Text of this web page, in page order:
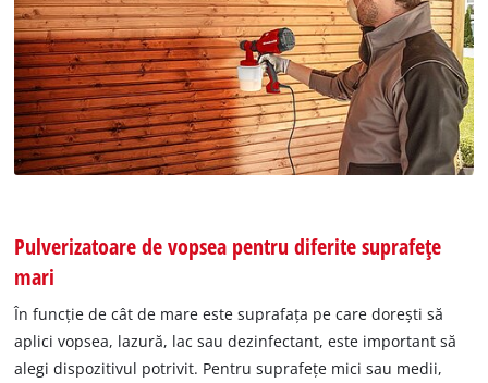
Pulverizatoare de vopsea pentru diferite suprafețe
mari
În funcție de cât de mare este suprafața pe care dorești să
aplici vopsea, lazură, lac sau dezinfectant, este important să
alegi dispozitivul potrivit. Pentru suprafețe mici sau medii,